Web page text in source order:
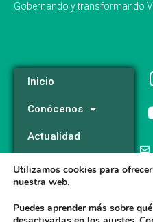
Gobernando y transformando
Inicio
Conócenos
Actualidad
Programa
Utilizamos cookies para
nuestra web.
Puedes aprender más sobre